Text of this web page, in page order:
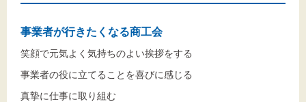
事業者が行きたくなる商工会
笑顔で元気よく気持ちのよい挨拶をする
事業者の役に立てることを喜びに感じる
真摯に仕事に取り組む